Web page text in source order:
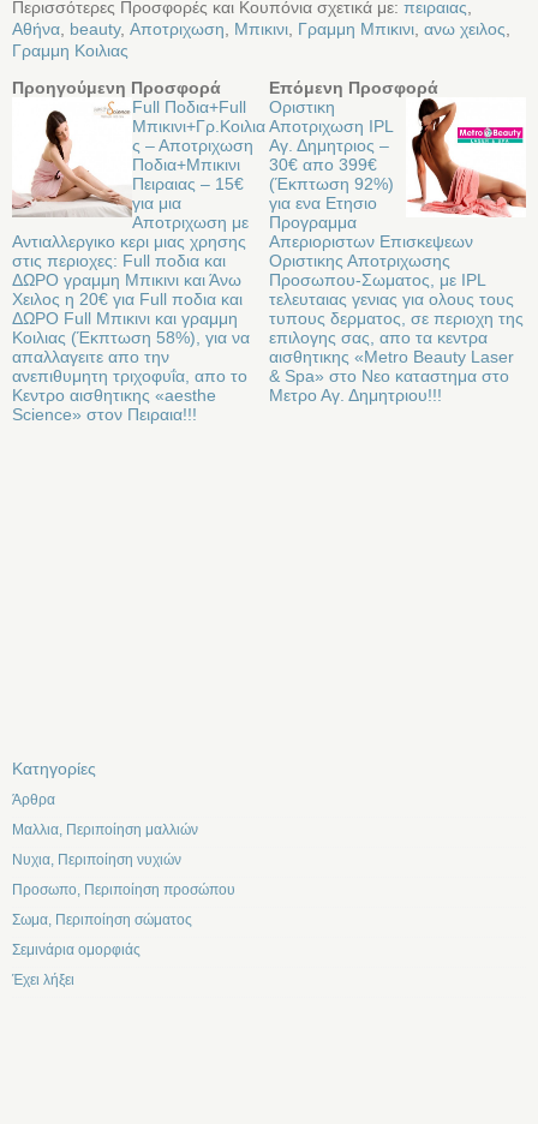
Περισσότερες Προσφορές και Κουπόνια σχετικά με: πειραιας
Αθήνα beauty, Αποτριχωση Μπικινι Γραμμη Μπικινι ανω χειλος
Γραμμη Κοιλιας
Προηγούμενη Προσφορά
Full Ποδια+Full
Μπικινι+Γρ.Κοιλια
ς – Αποτριχωση
Ποδια+Μπικινι
Πειραιας – 15€
για μια
Αποτριχωση με
Αντιαλλεργικο κερι μιας χρησης
στις περιοχες: Full ποδια και
ΔΩΡΟ γραμμη Μπικινι και Άνω
Χειλος η 20€ για Full ποδια και
ΔΩΡΟ Full Μπικινι και γραμμη
Κοιλιας (Έκπτωση 58%), για να
απαλλαγειτε απο την
ανεπιθυμητη τριχοφυΐα, απο το
Κεντρο αισθητικης «aesthe
Science» στον Πειραια!!!
Επόμενη Προσφορά
Οριστικη
Αποτριχωση IPL
Αγ. Δημητριος –
30€ απο 399€
(Έκπτωση 92%)
για ενα Ετησιο
Προγραμμα
Απεριοριστων Επισκεψεων
Οριστικης Αποτριχωσης
Προσωπου-Σωματος, με IPL
τελευταιας γενιας για ολους τους
τυπους δερματος, σε περιοχη της
επιλογης σας, απο τα κεντρα
αισθητικης «Metro Beauty Laser
& Spa» στο Νεο καταστημα στο
Μετρο Αγ. Δημητριου!!!
Kατηγορίες
Άρθρα
Μαλλια, Περιποίηση μαλλιών
Νυχια, Περιποίηση νυχιών
Προσωπο, Περιποίηση προσώπου
Σωμα, Περιποίηση σώματος
Σεμινάρια ομορφιάς
Έχει λήξει